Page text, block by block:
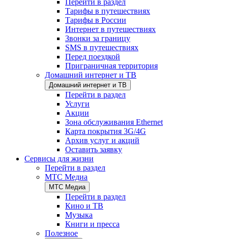
Перейти в раздел
Тарифы в путешествиях
Тарифы в России
Интернет в путешествиях
Звонки за границу
SMS в путешествиях
Перед поездкой
Приграничная территория
Домашний интернет и ТВ
Домашний интернет и ТВ
Перейти в раздел
Услуги
Акции
Зона обслуживания Ethernet
Карта покрытия 3G/4G
Архив услуг и акций
Оставить заявку
Сервисы для жизни
Перейти в раздел
МТС Медиа
МТС Медиа
Перейти в раздел
Кино и ТВ
Музыка
Книги и пресса
Полезное